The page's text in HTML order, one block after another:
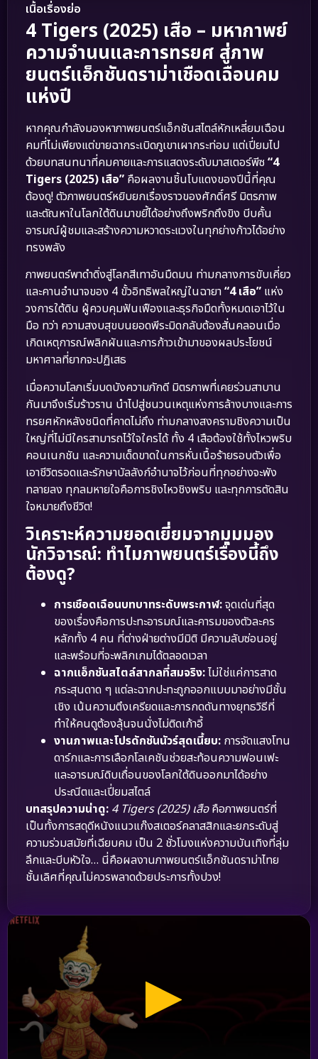
เนื้อเรื่องย่อ
4 Tigers (2025) เสือ – มหากาพย์
ความจำนนและการทรยศ สู่ภาพ
ยนตร์แอ็กชันดราม่าเชือดเฉือนคม
แห่งปี
หากคุณกำลังมองหาภาพยนตร์แอ็กชันสไตล์หักเหลี่ยมเฉือน
คมที่ไม่เพียงแต่ขายฉากระเบิดภูเขาเผากระท่อม แต่เปี่ยมไป
ด้วยบทสนทนาที่คมคายและการแสดงระดับมาสเตอร์พีซ“4
Tigers (2025) เสือ” คือผลงานชิ้นโบแดงของปีนี้ที่คุณ
ต้องดู! ตัวภาพยนตร์หยิบยกเรื่องราวของศักดิ์ศรี มิตรภาพ
และตัณหาในโลกใต้ดินมาขยี้ได้อย่างถึงพริกถึงขิง บีบคั้น
อารมณ์ผู้ชมและสร้างความหวาดระแวงในทุกย่างก้าวได้อย่าง
ทรงพลัง
ภาพยนตร์พาดำดิ่งสู่โลกสีเทาอันมืดมน ท่ามกลางการขับเคี่ยว
และคานอำนาจของ 4 ขั้วอิทธิพลใหญ่ในฉายา“4 เสือ” แห่ง
วงการใต้ดิน ผู้ควบคุมฟันเฟืองและธุรกิจมืดทั้งหมดเอาไว้ใน
มือ ทว่า ความสงบสุขบนยอดพีระมิดกลับต้องสั่นคลอนเมื่อ
เกิดเหตุการณ์พลิกผันและการก้าวเข้ามาของผลประโยชน์
มหาศาลที่ยากจะปฏิเสธ
เมื่อความโลภเริ่มบดบังความภักดี มิตรภาพที่เคยร่วมสาบาน
กันมาจึงเริ่มร้าวราน นำไปสู่ชนวนเหตุแห่งการล้างบางและการ
ทรยศหักหลังชนิดที่คาดไม่ถึง ท่ามกลางสงครามชิงความเป็น
ใหญ่ที่ไม่มีใครสามารถไว้ใจใครได้ ทั้ง 4 เสือต้องใช้ทั้งไหวพริบ
คอนเนกชัน และความเด็ดขาดในการหั่นเนื้อร้ายรอบตัวเพื่อ
เอาชีวิตรอดและรักษาบัลลังก์อำนาจไว้ก่อนที่ทุกอย่างจะพัง
ทลายลง ทุกลมหายใจคือการชิงไหวชิงพริบ และทุกการตัดสิน
ใจหมายถึงชีวิต!
วิเคราะห์ความยอดเยี่ยมจากมุมมอง
นักวิจารณ์: ทำไมภาพยนตร์เรื่องนี้ถึง
ต้องดู?
การเชือดเฉือนบทบาทระดับพระกาฬ:จุดเด่นที่สุด
ของเรื่องคือการปะทะอารมณ์และคารมของตัวละคร
หลักทั้ง 4 คน ที่ต่างฝ่ายต่างมีมิติ มีความลับซ่อนอยู่
และพร้อมที่จะพลิกเกมได้ตลอดเวลา
ฉากแอ็กชันสไตล์สากลที่สมจริง:ไม่ใช่แค่การสาด
กระสุนดาด ๆ แต่ละฉากปะทะถูกออกแบบมาอย่างมีชั้น
เชิง เน้นความตึงเครียดและการกดดันทางยุทธวิธีที่
ทำให้คนดูต้องลุ้นจนนั่งไม่ติดเก้าอี้
งานภาพและโปรดักชันนัวร์สุดเนี้ยบ: การจัดแสงโทน
ดาร์กและการเลือกโลเคชันช่วยสะท้อนความฟอนเฟะ
และอารมณ์ดิบเถื่อนของโลกใต้ดินออกมาได้อย่าง
ประณีตและเปี่ยมสไตล์
บทสรุปความน่าดู: 4 Tigers (2025) เสือคือภาพยนตร์ที่
เป็นทั้งการสดุดีหนังแนวแก๊งสเตอร์คลาสสิกและยกระดับสู่
ความร่วมสมัยที่เฉียบคม เป็น 2 ชั่วโมงแห่งความบันเทิงที่ลุ่ม
ลึกและบีบหัวใจ… นี่คือผลงานภาพยนตร์แอ็กชันดราม่าไทย
ชั้นเลิศที่คุณไม่ควรพลาดด้วยประการทั้งปวง!